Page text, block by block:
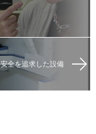
安全を追求した設備